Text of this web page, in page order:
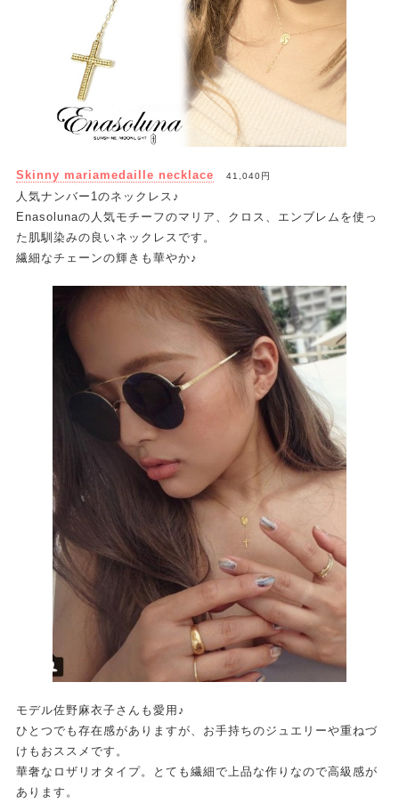
Skinny mariamedaille necklace 41,040円
人気ナンバー1のネックレス♪
Enasolunaの人気モチーフのマリア、クロス、エンブレムを使っ
た肌馴染みの良いネックレスです。
繊細なチェーンの輝きも華やか♪
モデル佐野麻衣子さんも愛用♪
ひとつでも存在感がありますが、お手持ちのジュエリーや重ねづ
けもおススメです。
華奢なロザリオタイプ。とても繊細で上品な作りなので高級感が
あります。